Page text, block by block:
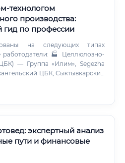
технологом
производства:
гид по профессии
на следующих типах
— Группа «Илим», Segezha
ЦБК, Сыктывкарский
Готэк, Архбум 🏭
ВНИИБХВ, профильные
Ростехнадзор (в части
экспертный анализ
пути и финансовые